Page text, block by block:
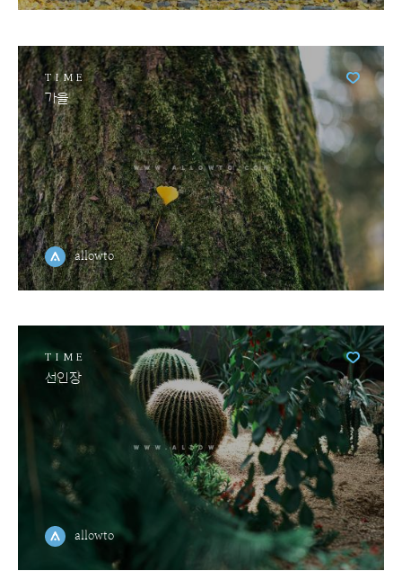
TIME
가을
allowto
TIME
선인장
allowto